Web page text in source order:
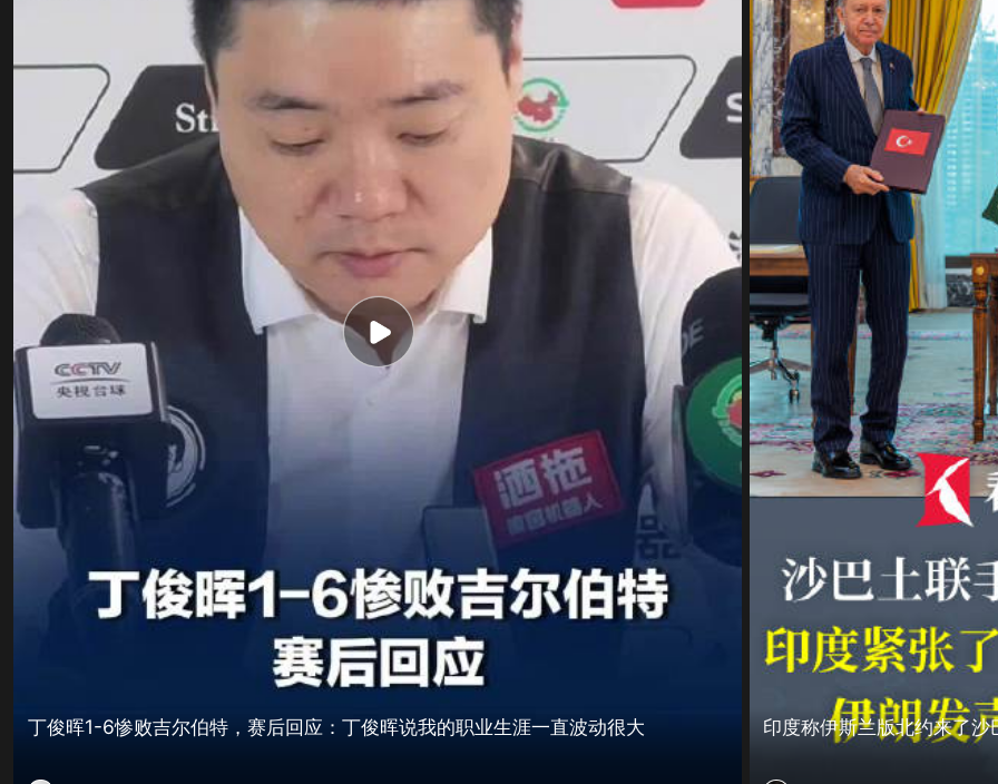
丁俊晖1-6惨败吉尔伯特，赛后回应：丁俊晖说我的职业生涯一直波动很大 印度称伊斯兰版北约来了